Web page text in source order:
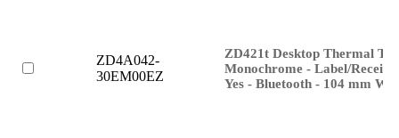
ZD4A042-
30EM00EZ
ZD421t Desktop Thermal
Monochrome - Label/Receipt
Yes - Bluetooth - 104 mm